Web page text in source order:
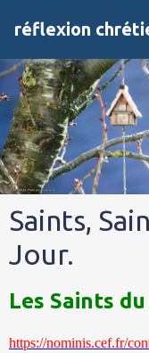
réflexion
Saints,
Jour.
Les Saints
https://nominis.cef.fr/